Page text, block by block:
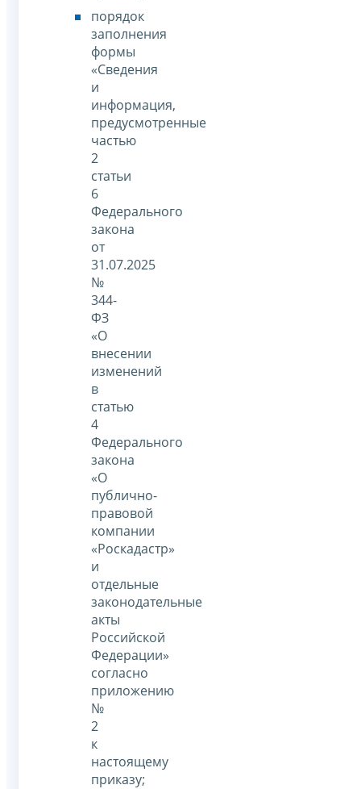
порядок
заполнения
формы
«Сведения
и
информация,
предусмотренные
частью
2
статьи
6
Федерального
закона
от
31.07.2025
№
344-
ФЗ
«О
внесении
изменений
в
статью
4
Федерального
закона
«О
публично-
правовой
компании
«Роскадастр»
и
отдельные
законодательные
акты
Российской
Федерации»
согласно
приложению
№
2
к
настоящему
приказу;